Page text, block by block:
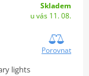
Skladem
u vás 11. 08.
Porovnat
lights